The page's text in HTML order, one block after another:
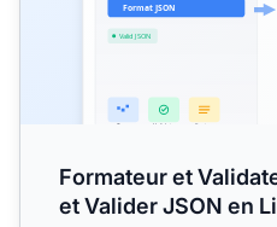
Formateur et
et Valider JSON en